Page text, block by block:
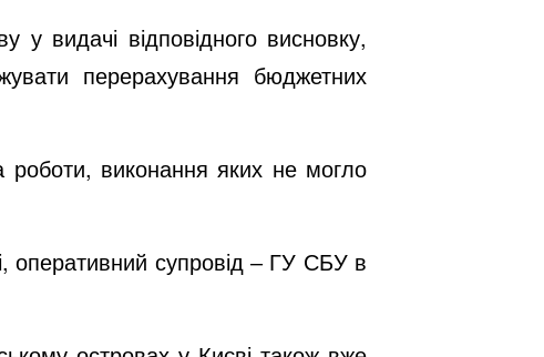
у видачі відповідного висновку,
перерахування бюджетних
виконання яких не могло
оперативний супровід ‒ ГУ СБУ в